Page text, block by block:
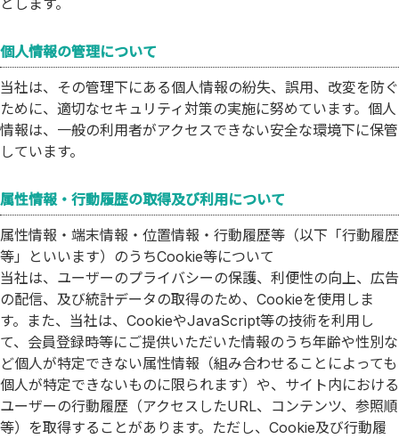
とします。
個人情報の管理について
当社は、その管理下にある個人情報の紛失、誤用、改変を防ぐ
ために、適切なセキュリティ対策の実施に努めています。個人
情報は、一般の利用者がアクセスできない安全な環境下に保管
しています。
属性情報・行動履歴の取得及び利用について
属性情報・端末情報・位置情報・行動履歴等（以下「行動履歴
等」といいます）のうちCookie等について
当社は、ユーザーのプライバシーの保護、利便性の向上、広告
の配信、及び統計データの取得のため、Cookieを使用しま
す。また、当社は、CookieやJavaScript等の技術を利用し
て、会員登録時等にご提供いただいた情報のうち年齢や性別な
ど個人が特定できない属性情報（組み合わせることによっても
個人が特定できないものに限られます）や、サイト内における
ユーザーの行動履歴（アクセスしたURL、コンテンツ、参照順
等）を取得することがあります。ただし、Cookie及び行動履